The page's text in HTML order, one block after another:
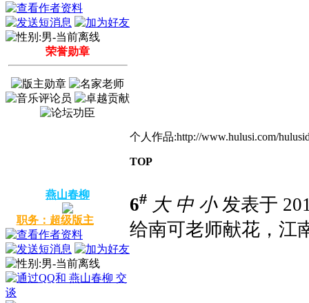
荣誉勋章
个人作品:http://www.hulusi.com/
TOP
燕山春柳
职务：超级版主
6# 大 中 小发表于
给南可老师献花，江